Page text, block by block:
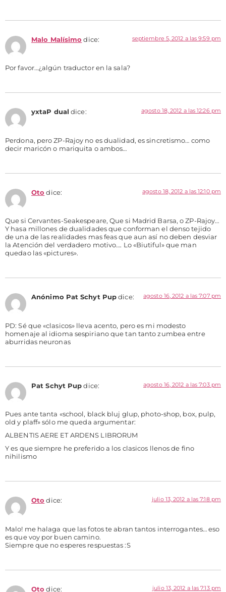
Malo Malísimo dice: septiembre 5, 2012 a las 9:59 pm
Por favor…¿algún traductor en la sala?
yxtaP dual dice: agosto 18, 2012 a las 12:26 pm
Perdona, pero ZP-Rajoy no es dualidad, es sincretismo… como
decir maricón o mariquita o ambos…
Oto dice: agosto 18, 2012 a las 12:10 pm
Que si Cervantes-Seakespeare, Que si Madrid Barsa, o ZP-Rajoy…
Y hasa millones de dualidades que conforman el denso tejido
de una de las realidades mas feas que aun así no deben desviar
la Atención del verdadero motivo…. Lo «Biutiful» que man
quedao las «pictures».
Anónimo Pat Schyt Pup dice: agosto 16, 2012 a las 7:07 pm
PD: Sé que «clasicos» lleva acento, pero es mi modesto
homenaje al idioma sespiriano que tan tanto zumbea entre
aburridas neuronas
Pat Schyt Pup dice: agosto 16, 2012 a las 7:03 pm
Pues ante tanta «school, black bluj glup, photo-shop, box, pulp,
old y plaff» sólo me queda argumentar:
ALBENTIS AERE ET ARDENS LIBRORUM
Y es que siempre he preferido a los clasicos llenos de fino
nihilismo
Oto dice: julio 13, 2012 a las 7:18 pm
Malo! me halaga que las fotos te abran tantos interrogantes… eso
es que voy por buen camino.
Siempre que no esperes respuestas :S
Oto dice: julio 13, 2012 a las 7:13 pm